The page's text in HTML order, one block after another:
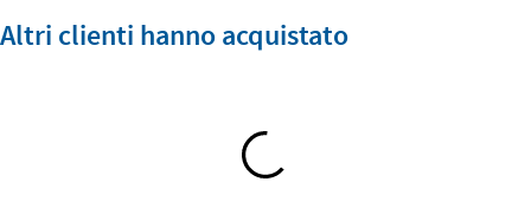
Altri clienti hanno acquistato